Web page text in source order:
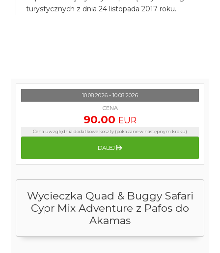
turystycznych z dnia 24 listopada 2017 roku.
Wycieczka Quad & Buggy Safari
Cypr Mix Adventure z Pafos do
Akamas
10.08.2026 - 10.08.2026
CENA
90.00 EUR
Cena uwzględnia dodatkowe koszty (pokazane w następnym kroku)
DALEJ